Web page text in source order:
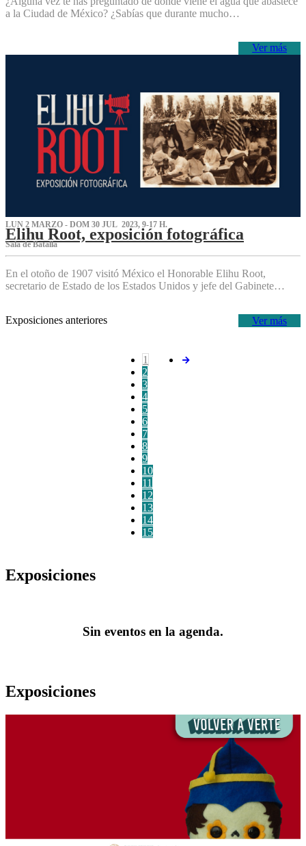
a la Ciudad de México? ¿Sabías que durante mucho…
Ver más
LUN 2 MARZO - DOM 30 JUL 2023, 9-17 H.
Elihu Root, exposición fotográfica
Sala de Batalla
En el otoño de 1907 visitó México el Honorable Elihu Root,
secretario de Estado de los Estados Unidos y jefe del Gabinete…
Ver más
Exposiciones anteriores
1
2
3
4
5
6
7
8
9
10
11
12
13
14
15
Exposiciones
Sin eventos en la agenda.
Exposiciones